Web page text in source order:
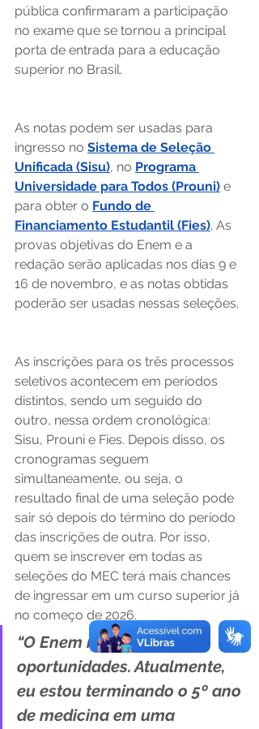
pública confirmaram a participação
no exame que se tornou a principal
porta de entrada para a educação
superior no Brasil.
As notas podem ser usadas para
ingresso no Sistema de Seleção
Unificada (Sisu), no Programa
Universidade para Todos (Prouni) e
para obter o Fundo de
Financiamento Estudantil (Fies). As
provas objetivas do Enem e a
redação serão aplicadas nos dias 9 e
16 de novembro, e as notas obtidas
poderão ser usadas nessas seleções.
As inscrições para os três processos
seletivos acontecem em períodos
distintos, sendo um seguido do
outro, nessa ordem cronológica:
Sisu, Prouni e Fies. Depois disso, os
cronogramas seguem
simultaneamente, ou seja, o
resultado final de uma seleção pode
sair só depois do término do período
das inscrições de outra. Por isso,
quem se inscrever em todas as
seleções do MEC terá mais chances
de ingressar em um curso superior já
no começo de 2026.
“O Enem me abriu muitas
oportunidades. Atualmente,
eu estou terminando o 5º ano
de medicina em uma